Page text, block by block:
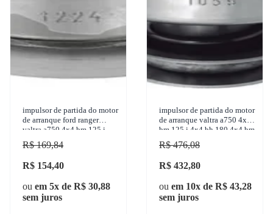
impulsor de partida do motor
de arranque ford ranger
valtra a750 4x4 bm 125 i
4x4 bh 180 4x4 bm 110 4x4
1950-2017 zen -
R$ 169,84
R$ 154,40
ou em 5x de R$ 30,88
sem juros
impulsor de partida do motor
de arranque valtra a750 4x4
bm 125 i 4x4 bh 180 4x4 bm
110 4x4 785c 4x4 1950-
2017 zen - 105
R$ 476,08
R$ 432,80
ou em 10x de R$ 43,28
sem juros